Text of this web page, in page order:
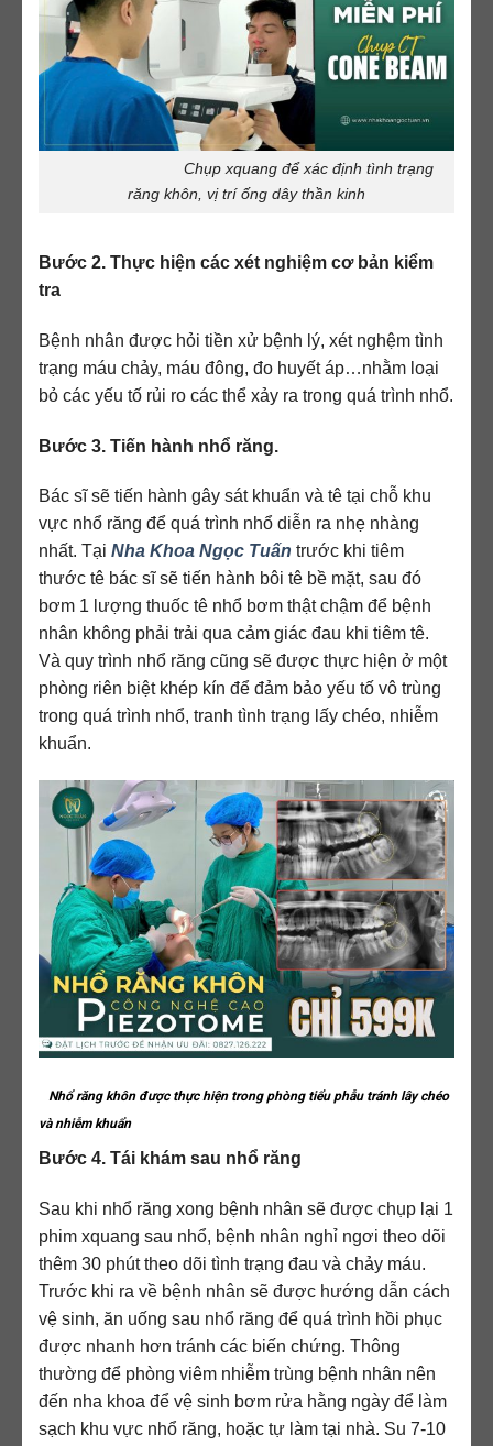
Chụp xquang để xác định tình trạng
răng khôn, vị trí ống dây thần kinh
Bước 2. Thực hiện các xét nghiệm cơ bản kiểm
tra
Bệnh nhân được hỏi tiền xử bệnh lý, xét nghệm tình
trạng máu chảy, máu đông, đo huyết áp…nhằm loại
bỏ các yếu tố rủi ro các thể xảy ra trong quá trình nhổ.
Bước 3. Tiến hành nhổ răng.
Bác sĩ sẽ tiến hành gây sát khuẩn và tê tại chỗ khu
vực nhổ răng để quá trình nhổ diễn ra nhẹ nhàng
nhất. Tại Nha Khoa Ngọc Tuấn trước khi tiêm
thước tê bác sĩ sẽ tiến hành bôi tê bề mặt, sau đó
bơm 1 lượng thuốc tê nhổ bơm thật chậm để bệnh
nhân không phải trải qua cảm giác đau khi tiêm tê.
Và quy trình nhổ răng cũng sẽ được thực hiện ở một
phòng riên biệt khép kín để đảm bảo yếu tố vô trùng
trong quá trình nhổ, tranh tình trạng lấy chéo, nhiễm
khuẩn.
Nhổ răng khôn được thực hiện trong phòng tiểu phẫu tránh lây chéo
và nhiễm khuẩn
Bước 4. Tái khám sau nhổ răng
Sau khi nhổ răng xong bệnh nhân sẽ được chụp lại 1
phim xquang sau nhổ, bệnh nhân nghỉ ngơi theo dõi
thêm 30 phút theo dõi tình trạng đau và chảy máu.
Trước khi ra về bệnh nhân sẽ được hướng dẫn cách
vệ sinh, ăn uống sau nhổ răng để quá trình hồi phục
được nhanh hơn tránh các biến chứng. Thông
thường để phòng viêm nhiễm trùng bệnh nhân nên
đến nha khoa để vệ sinh bơm rửa hằng ngày để làm
sạch khu vực nhổ răng, hoặc tự làm tại nhà. Su 7-10